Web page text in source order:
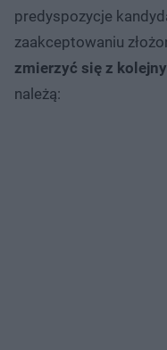
predyspozycje
zaakceptowaniu
zmierzyć się z
należą: